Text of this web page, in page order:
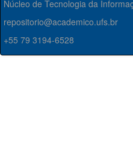
Núcleo de Tecnologia da
repositorio@academico.ufs.br
+55 79 3194-6528